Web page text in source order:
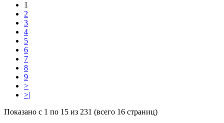
1
2
3
4
5
6
7
8
9
>
>|
Показано с 1 по 15 из 231 (всего 16 страниц)